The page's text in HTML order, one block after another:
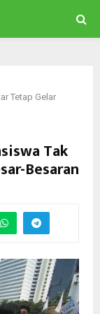
Tetap Gelar
Tak
Besaran